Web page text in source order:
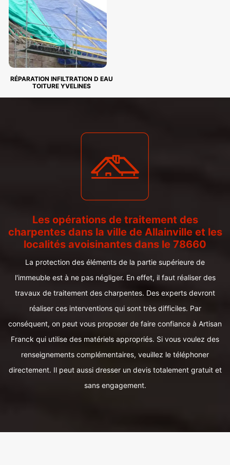
RÉPARATION INFILTRATION D EAU
TOITURE YVELINES
Les opérations de traitement des
charpentes dans la ville de Allainville et les
localités avoisinantes dans le 78660
La protection des éléments de la partie supérieure de
l'immeuble est à ne pas négliger. En effet, il faut réaliser des
travaux de traitement des charpentes. Des experts devront
réaliser ces interventions qui sont très difficiles. Par
conséquent, on peut vous proposer de faire confiance à Artisan
Franck qui utilise des matériels appropriés. Si vous voulez des
renseignements complémentaires, veuillez le téléphoner
directement. Il peut aussi dresser un devis totalement gratuit et
sans engagement.